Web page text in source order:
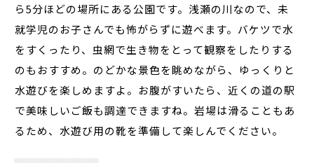
ら5分ほどの場所にある公園です。浅瀬の川なので、未
就学児のお子さんでも怖がらずに遊べます。バケツで水
をすくったり、虫網で生き物をとって観察をしたりする
のもおすすめ。のどかな景色を眺めながら、ゆっくりと
水遊びを楽しめますよ。お腹がすいたら、近くの道の駅
で美味しいご飯も調達できますね。岩場は滑ることもあ
るため、水遊び用の靴を準備して楽しんでください。